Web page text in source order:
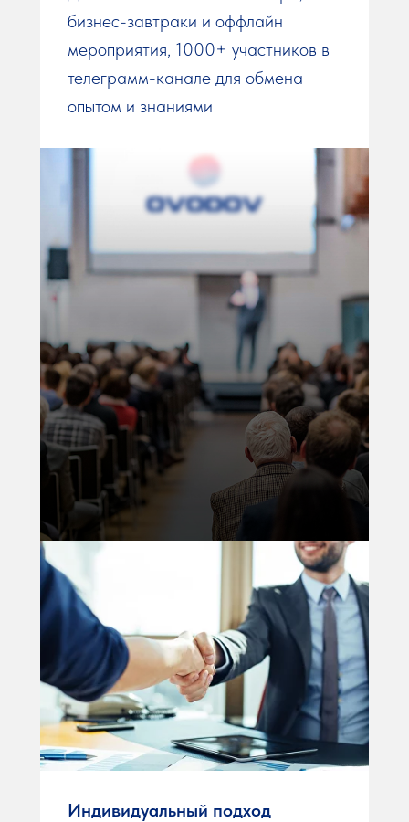
бизнес-завтраки и оффлайн
мероприятия, 1000+ участников в
телеграмм-канале для обмена
опытом и знаниями
Индивидуальный подход